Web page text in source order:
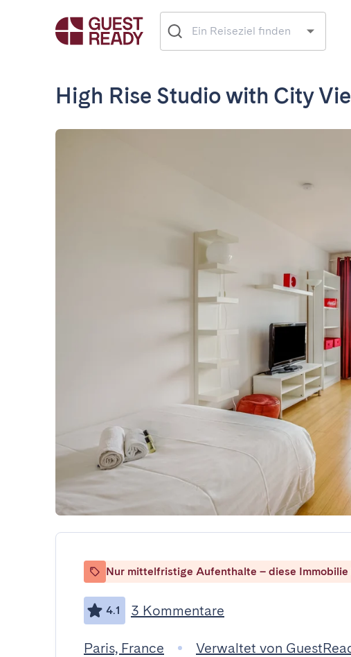
High Rise Studio with City
Nur mittelfristige Aufenthalte – diese
4.1 3 Kommentare
Paris, France Verwaltet von